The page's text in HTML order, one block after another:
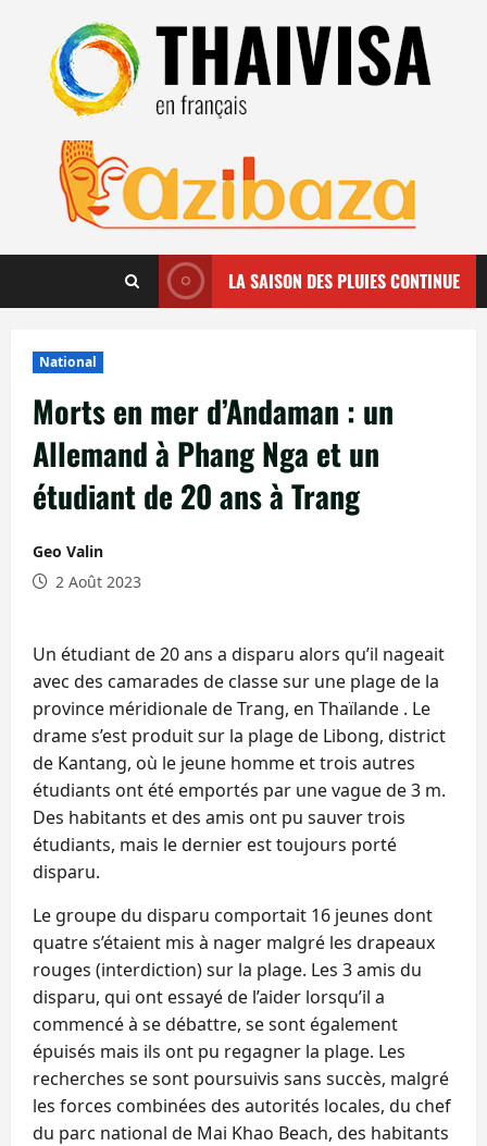
contenu
LA SAISON DES PLUIES CONTINUE
National
Morts en mer d’Andaman : un
Allemand à Phang Nga et un
étudiant de 20 ans à Trang
Geo Valin
2 Août 2023
Un étudiant de 20 ans a disparu alors qu’il nageait
avec des camarades de classe sur une plage de la
province méridionale de Trang, en Thaïlande . Le
drame s’est produit sur la plage de Libong, district
de Kantang, où le jeune homme et trois autres
étudiants ont été emportés par une vague de 3 m.
Des habitants et des amis ont pu sauver trois
étudiants, mais le dernier est toujours porté
disparu.
Le groupe du disparu comportait 16 jeunes dont
quatre s’étaient mis à nager malgré les drapeaux
rouges (interdiction) sur la plage. Les 3 amis du
disparu, qui ont essayé de l’aider lorsqu’il a
commencé à se débattre, se sont également
épuisés mais ils ont pu regagner la plage. Les
recherches se sont poursuivis sans succès, malgré
les forces combinées des autorités locales, du chef
du parc national de Mai Khao Beach, des habitants